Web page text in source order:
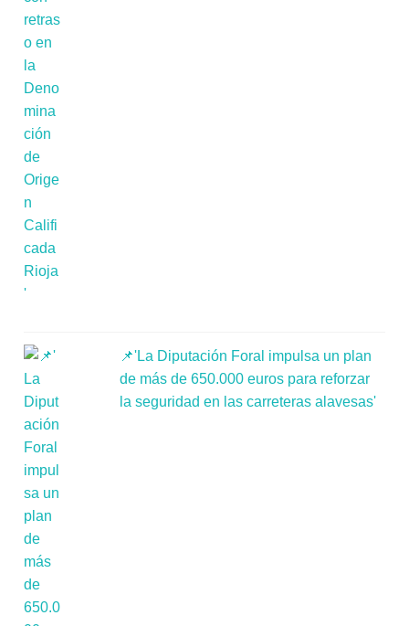
📌'La Diputación Foral impulsa un plan
de más de 650.000 euros para reforzar
la seguridad en las carreteras alavesas'